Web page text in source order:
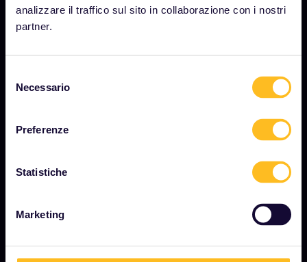
analizzare il traffico sul sito in collaborazione con i nostri
partner.
delNecessario
Preferenze
Statistiche
Marketing
Diventa nostro partner
Come utilizzare il Pass
Community